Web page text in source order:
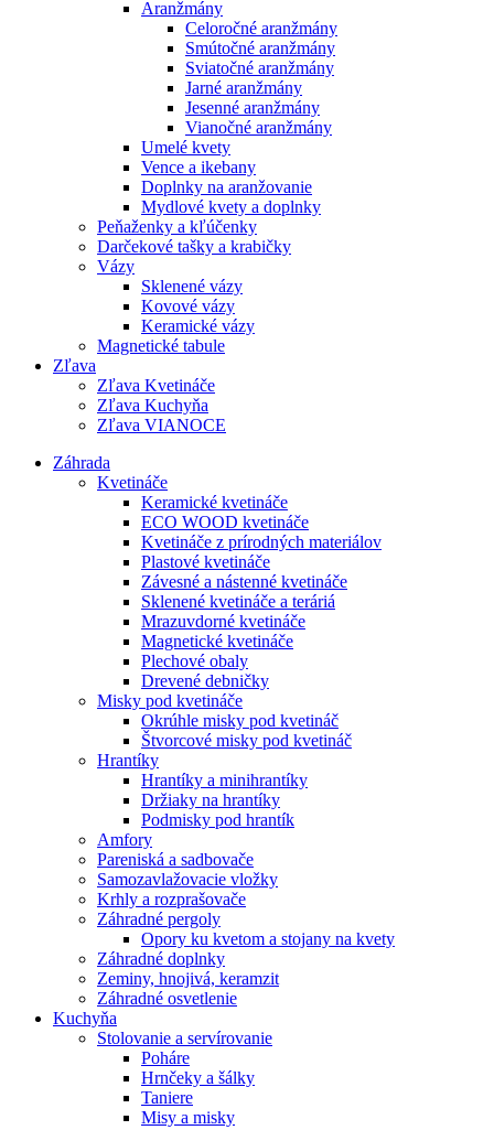
Aranžmány
Celoročné aranžmány
Smútočné aranžmány
Sviatočné aranžmány
Jarné aranžmány
Jesenné aranžmány
Vianočné aranžmány
Umelé kvety
Vence a ikebany
Doplnky na aranžovanie
Mydlové kvety a doplnky
Peňaženky a kľúčenky
Darčekové tašky a krabičky
Vázy
Sklenené vázy
Kovové vázy
Keramické vázy
Magnetické tabule
Zľava
Zľava Kvetináče
Zľava Kuchyňa
Zľava VIANOCE
Záhrada
Kvetináče
Keramické kvetináče
ECO WOOD kvetináče
Kvetináče z prírodných materiálov
Plastové kvetináče
Závesné a nástenné kvetináče
Sklenené kvetináče a teráriá
Mrazuvdorné kvetináče
Magnetické kvetináče
Plechové obaly
Drevené debničky
Misky pod kvetináče
Okrúhle misky pod kvetináč
Štvorcové misky pod kvetináč
Hrantíky
Hrantíky a minihrantíky
Držiaky na hrantíky
Podmisky pod hrantík
Amfory
Pareniská a sadbovače
Samozavlažovacie vložky
Krhly a rozprašovače
Záhradné pergoly
Opory ku kvetom a stojany na kvety
Záhradné doplnky
Zeminy, hnojivá, keramzit
Záhradné osvetlenie
Kuchyňa
Stolovanie a servírovanie
Poháre
Hrnčeky a šálky
Taniere
Misy a misky